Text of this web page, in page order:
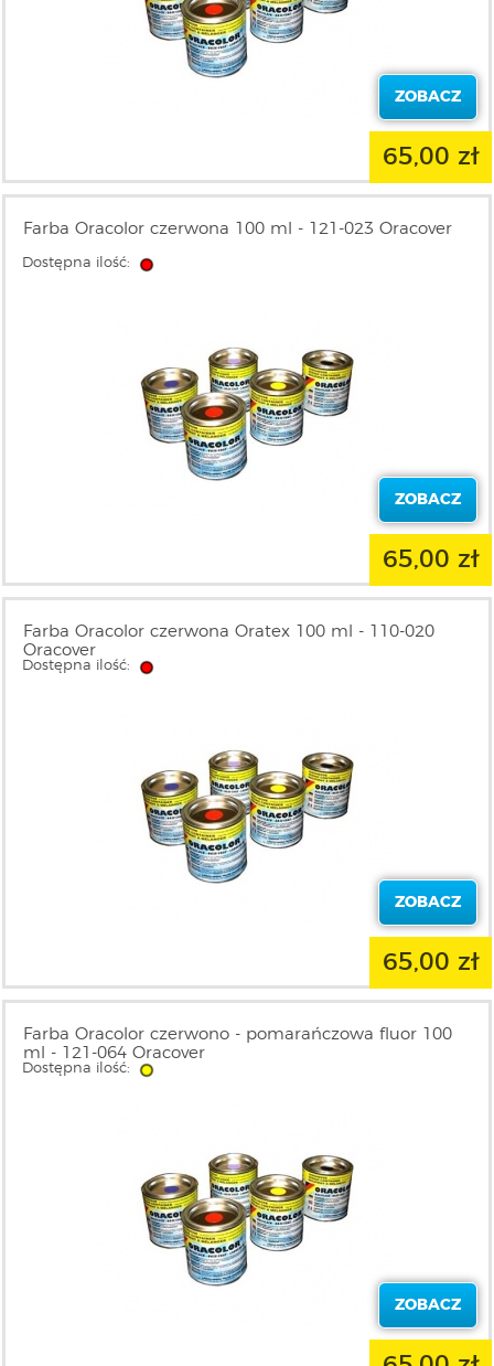
ZOBACZ
65,00 zł
Farba Oracolor czerwona 100 ml - 121-023 Oracover
Dostępna ilość:
ZOBACZ
65,00 zł
Farba Oracolor czerwona Oratex 100 ml - 110-020
Oracover
Dostępna ilość:
ZOBACZ
65,00 zł
Farba Oracolor czerwono - pomarańczowa fluor 100
ml - 121-064 Oracover
Dostępna ilość:
ZOBACZ